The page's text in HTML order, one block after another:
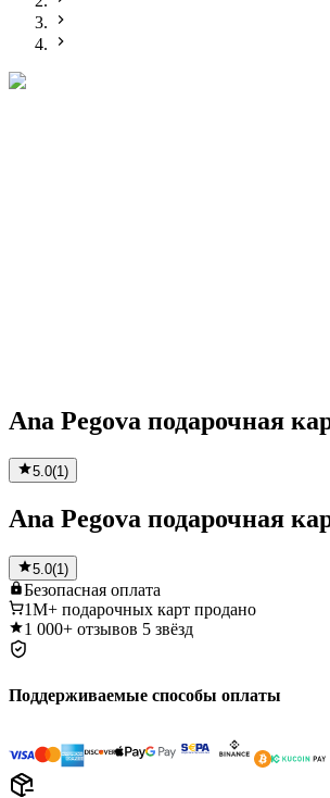
Ana Pegova подарочная
5.0(1 )
Ana Pegova подарочная
5.0(1)
Безопасная оплата
1M+ подарочных карт продано
1 000+ отзывов 5 звёзд
Поддерживаемые способы оплаты